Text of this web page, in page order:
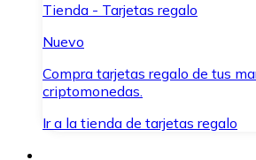
Tienda - Tarjetas regalo
Nuevo
Compra tarjetas regalo de tus
criptomonedas.
Ir a la tienda de tarjetas regalo